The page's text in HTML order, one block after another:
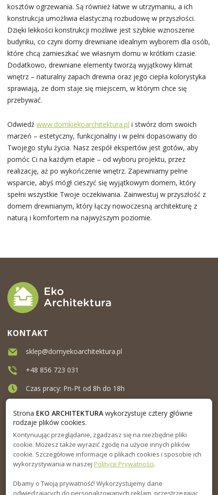
kosztów ogrzewania. Są również łatwe w utrzymaniu, a ich
konstrukcja umożliwia elastyczną rozbudowę w przyszłości.
Dzięki lekkości konstrukcji możliwe jest szybkie wznoszenie
budynku, co czyni domy drewniane idealnym wyborem dla osób,
które chcą zamieszkać we własnym domu w krótkim czasie.
Dodatkowo, drewniane elementy tworzą wyjątkowy klimat
wnętrz – naturalny zapach drewna oraz jego ciepła kolorystyka
sprawiają, że dom staje się miejscem, w którym chce się
przebywać.
Odwiedź www.domkiekoarchitektura.pl i stwórz dom swoich
marzeń – estetyczny, funkcjonalny i w pełni dopasowany do
Twojego stylu życia. Nasz zespół ekspertów jest gotów, aby
pomóc Ci na każdym etapie – od wyboru projektu, przez
realizację, aż po wykończenie wnętrz. Zapewniamy pełne
wsparcie, abyś mógł cieszyć się wyjątkowym domem, który
spełni wszystkie Twoje oczekiwania. Zainwestuj w przyszłość z
domem drewnianym, który łączy nowoczesną architekturę z
naturą i komfortem na najwyższym poziomie.
MENU
INFORMACJA
PORADNIK
KONTAKT
sklep@domyekoarchitektura.pl
+48 856 723 031
Czas pracy: Pn-Pt od 8h do 18h
Strona EKO ARCHITEKTURAwykorzystuje cztery główne
rodzaje plików cookies.
Kontynuując przeglądanie, zgadzasz się na niezbędne pliki
cookie. Możesz także wyrazić zgodę na użycie innych plików
cookie. Szczegółowe informacje o plikach cookies i sposobie ich
wykorzystywania w naszej Polityce Prywatności.
Dbamy o Twoją prywatność! Wykorzystujemy dane
odwiedzających do personalizowanych reklam, przestrzegając